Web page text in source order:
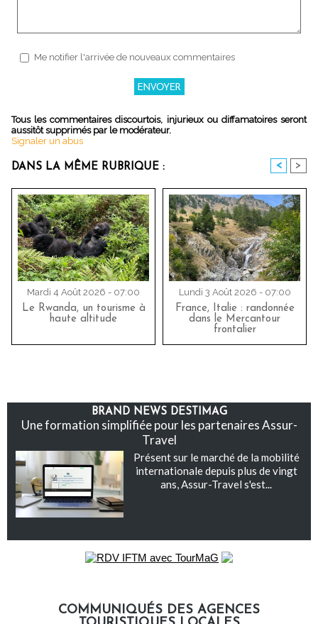
Me notifier l'arrivée de nouveaux commentaires
Tous les commentaires discourtois, injurieux ou diffamatoires seront
aussitôt supprimés par le modérateur.
Signaler un abus
DANS LA MÊME RUBRIQUE : < >
Mardi 4 Août 2026 - 07:00
Le Rwanda, un tourisme à
haute altitude
Lundi 3 Août 2026 - 07:00
France, Italie : randonnée
dans le Mercantour
frontalier
BRAND NEWS DESTIMAG
Une formation simplifiée pour les partenaires Assur-
Travel
Présent sur le marché de la mobilité
internationale depuis plus de vingt
ans, Assur-Travel s'est...
COMMUNIQUÉS DES AGENCES